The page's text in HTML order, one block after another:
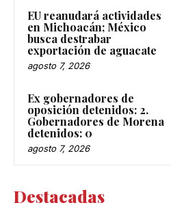
EU reanudará actividades
en Michoacán; México
busca destrabar
exportación de aguacate
agosto 7, 2026
Ex gobernadores de
oposición detenidos: 2.
Gobernadores de Morena
detenidos: 0
agosto 7, 2026
Destacadas